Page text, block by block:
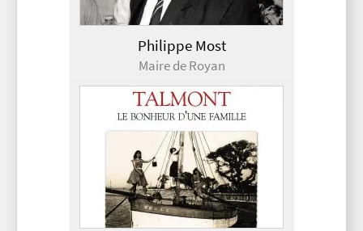
Philippe Most
Maire de Royan